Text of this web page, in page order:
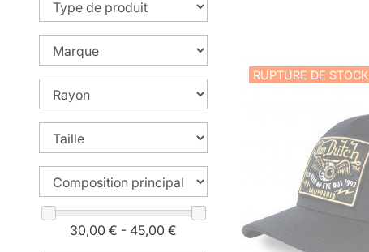
30,00 € - 45,00 €
RUPTURE DE STOCK